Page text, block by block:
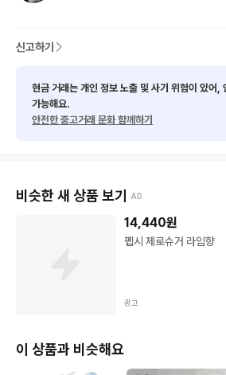
신고하기
현금 거래는 개인 정보 노출 및 사기 위험이 있어,
가능해요.
안전한 중고거래 문화 함께하기
비슷한 새 상품 보기 AD
14,440원
펩시 제로슈거 라임향
광고
이 상품과 비슷해요